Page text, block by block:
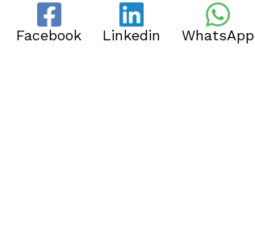
Facebook Linkedin WhatsApp